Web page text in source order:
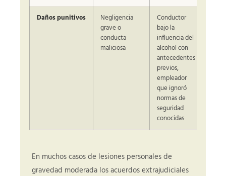
Daños punitivos
Negligencia
grave o
conducta
maliciosa
Conductor
bajo la
influencia del
alcohol con
antecedentes
previos,
empleador
que ignoró
normas de
seguridad
conocidas
En muchos casos de lesiones personales de
gravedad moderada los acuerdos extrajudiciales